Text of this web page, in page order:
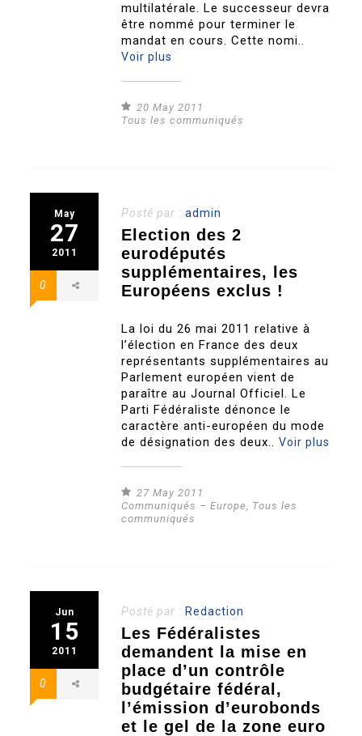
multilatérale. Le successeur devra
être nommé pour terminer le
mandat en cours. Cette nomi..
Voir plus
20 May 2011
Tous les communiqués
May
27
2011
0
Posté par :admin
Election des 2
eurodéputés
supplémentaires, les
Européens exclus !
La loi du 26 mai 2011 relative à
l’élection en France des deux
représentants supplémentaires au
Parlement européen vient de
paraître au Journal Officiel. Le
Parti Fédéraliste dénonce le
caractère anti-européen du mode
de désignation des deux..Voir plus
27 May 2011
Communiqués – Europe, Tous les
communiqués
Jun
15
2011
0
Posté par : Redaction
Les Fédéralistes
demandent la mise en
place d’un contrôle
budgétaire fédéral,
l’émission d’eurobonds
et le gel de la zone euro